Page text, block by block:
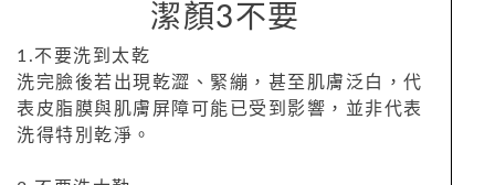
潔顏3不要
1.不要洗到太乾
洗完臉後若出現乾澀、緊繃，甚至肌膚泛白，代
表皮脂膜與肌膚屏障可能已受到影響，並非代表
洗得特別乾淨。